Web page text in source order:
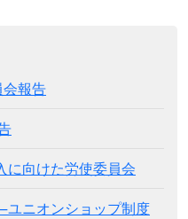
報告
に向けた労使委員会
ニオンショップ制度